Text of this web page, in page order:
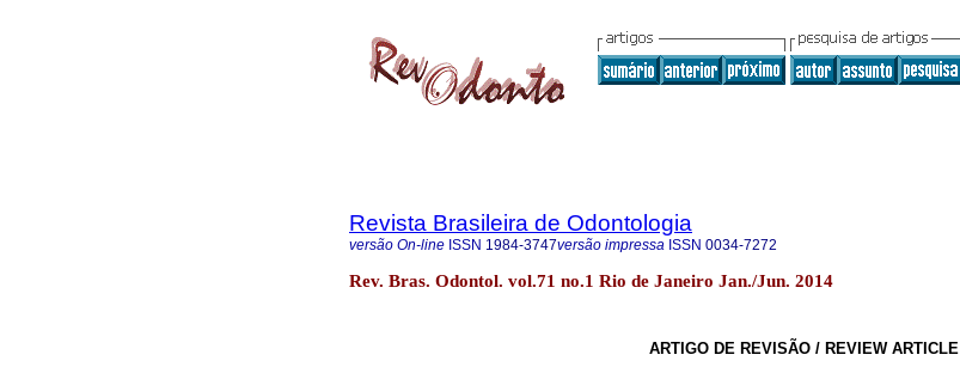
Revista Brasileira de Odontologia
versão On-line ISSN 1984-3747versão impressa ISSN 0034-7272
Rev. Bras. Odontol. vol.71 no.1 Rio de Janeiro Jan./Jun. 2014
ARTIGO DE REVISÃO / REVIEW ARTICLE